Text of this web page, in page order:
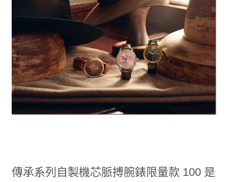
傳承系列自製機芯脈搏腕錶限量款 100 是